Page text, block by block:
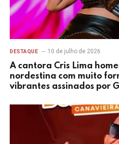
DESTAQUE 10 de julho de 2026
A cantora Cris Lima
nordestina com muito
vibrantes assinados por